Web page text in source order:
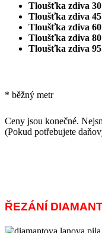
Tloušťka zdiva
Tloušťka zdiva
Tloušťka zdiva
Tloušťka zdiva
Tloušťka zdiva
* běžný metr
Ceny jsou konečné.
(Pokud potřebujete
ŘEZÁNÍ